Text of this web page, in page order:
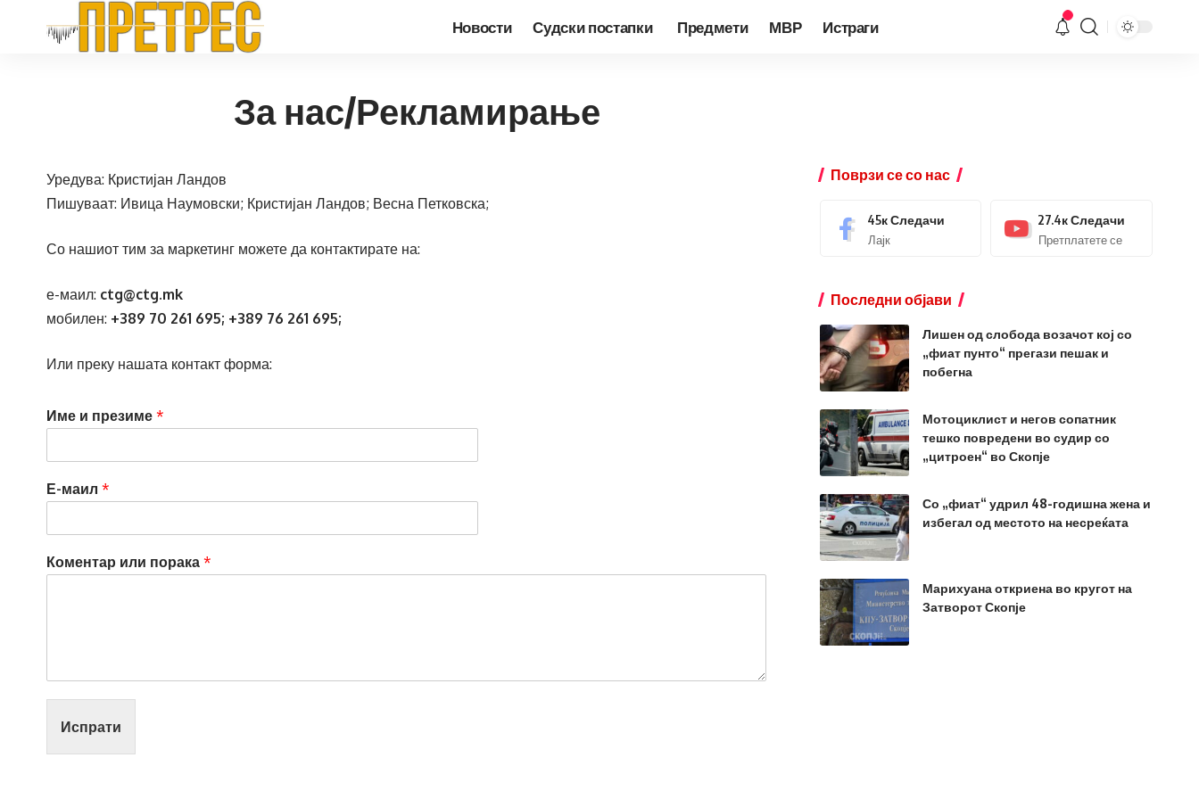
Новости Судски постапки Предмети МВР Истраги
За нас/Рекламирање
Уредува: Кристијан Ландов
Пишуваат: Ивица Наумовски; Кристијан Ландов; Весна Петковска;
Со нашиот тим за маркетинг можете да контактирате на:
е-маил: ctg@ctg.mk
мобилен: +389 70 261 695; +389 76 261 695;
Или преку нашата контакт форма:
Име и презиме *
Е-маил *
Коментар или порака *
Испрати
Поврзи се со нас
45кСледачи
Лајк
27.4кСледачи
Претплатете се
Последни објави
Лишен од слобода возачот кој со
„фиат пунто“ прегази пешак и
побегна
Мотоциклист и негов сопатник
тешко повредени во судир со
„цитроен“ во Скопје
Со „фиат“ удрил 48-годишна жена и
избегал од местото на несреќата
Марихуана откриена во кругот на
Затворот Скопје